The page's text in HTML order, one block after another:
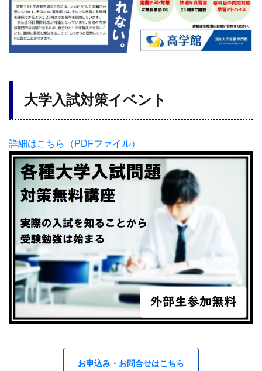
大学入試対策イベント
詳細はこちら（PDFファイル）
お申込み・お問合せはこちら